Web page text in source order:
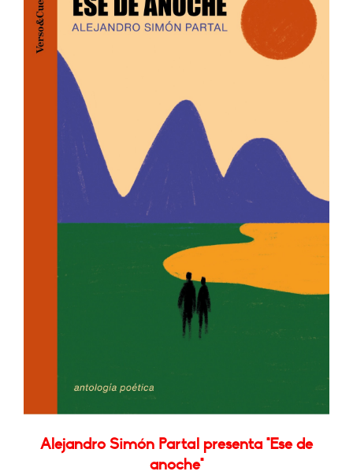
Alejandro Simón Partal presenta "Ese de
anoche"